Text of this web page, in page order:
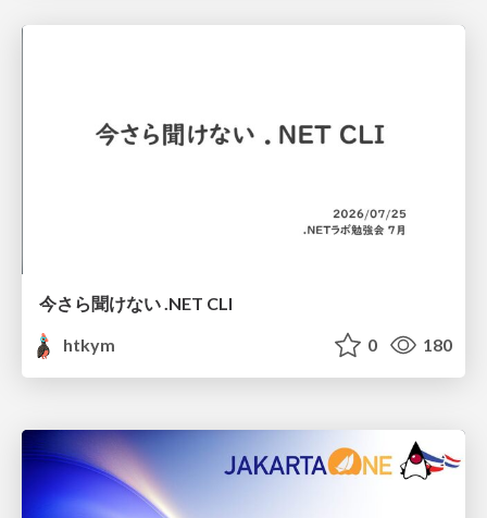
今さら聞けない .NET CLI
htkym
0 180